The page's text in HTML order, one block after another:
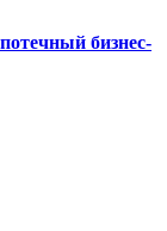
бизнес-